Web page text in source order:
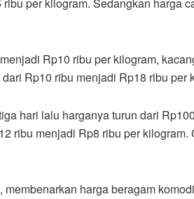
Rp10 ribu per kilogram,
Rp10 ribu menjadi Rp18 ribu per
hari lalu harganya turun dari
ribu menjadi Rp8 ribu per
harga beragam